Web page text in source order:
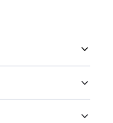
& Soft